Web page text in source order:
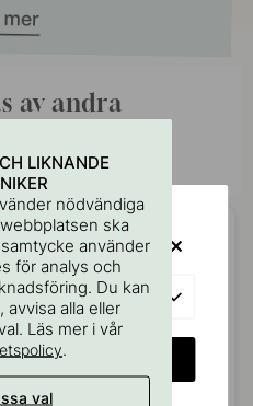
av andra
att synas här!
Inlägg
villa.varpula
LIKNANDE
nödvändiga
ska
använder
för analys och
Du kan
avvisa alla eller
Läs mer i vår
.
val